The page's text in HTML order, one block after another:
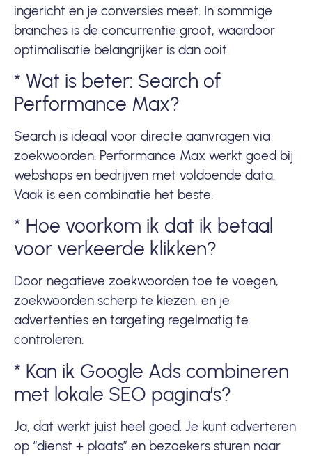
ingericht en je conversies meet. In sommige
branches is de concurrentie groot, waardoor
optimalisatie belangrijker is dan ooit.
* Wat is beter: Search of
Performance Max?
Search is ideaal voor directe aanvragen via
zoekwoorden. Performance Max werkt goed bij
webshops en bedrijven met voldoende data.
Vaak is een combinatie het beste.
* Hoe voorkom ik dat ik betaal
voor verkeerde klikken?
Door negatieve zoekwoorden toe te voegen,
zoekwoorden scherp te kiezen, en je
advertenties en targeting regelmatig te
controleren.
* Kan ik Google Ads combineren
met lokale SEO pagina’s?
Ja, dat werkt juist heel goed. Je kunt adverteren
op “dienst + plaats” en bezoekers sturen naar